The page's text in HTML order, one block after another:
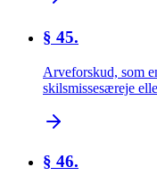
§ 45.
Arveforskud, som
skilsmissesæreje
§ 46.